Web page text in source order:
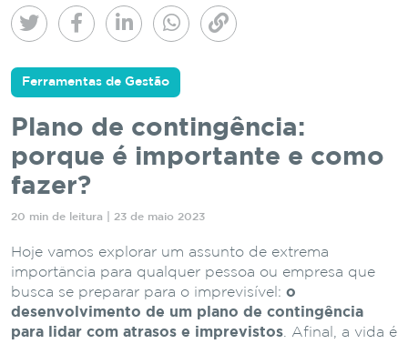
Ferramentas de Gestão
Plano de contingência:
porque é importante e como
fazer?
20 min de leitura | 23 de maio 2023
Hoje vamos explorar um assunto de extrema
importância para qualquer pessoa ou empresa que
busca se preparar para o imprevisível: o
desenvolvimento de um plano de contingência
para lidar com atrasos e imprevistos . Afinal, a vida é